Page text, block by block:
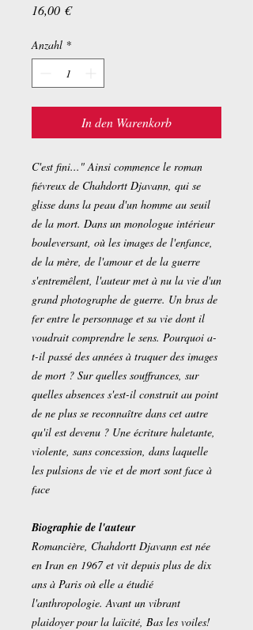
16,00 €Preis
Anzahl *
In den Warenkorb
C'est fini..." Ainsi commence le roman
fiévreux de Chahdortt Djavann, qui se
glisse dans la peau d'un homme au seuil
de la mort. Dans un monologue intérieur
bouleversant, où les images de l'enfance,
de la mère, de l'amour et de la guerre
s'entremêlent, l'auteur met à nu la vie d'un
grand photographe de guerre. Un bras de
fer entre le personnage et sa vie dont il
voudrait comprendre le sens. Pourquoi a-
t-il passé des années à traquer des images
de mort ? Sur quelles souffrances, sur
quelles absences s'est-il construit au point
de ne plus se reconnaître dans cet autre
qu'il est devenu ? Une écriture haletante,
violente, sans concession, dans laquelle
les pulsions de vie et de mort sont face à
face
Biographie de l'auteur
Romancière, Chahdortt Djavann est née
en Iran en 1967 et vit depuis plus de dix
ans à Paris où elle a étudié
l'anthropologie. Avant un vibrant
plaidoyer pour la laïcité, Bas les voiles!